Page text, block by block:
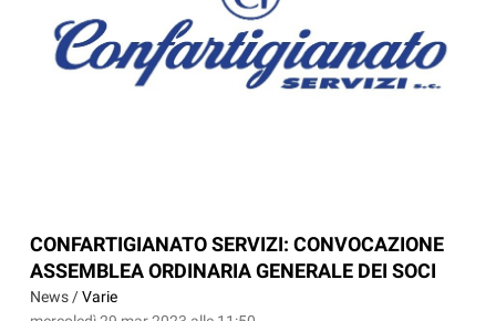
CONFARTIGIANATO SERVIZI: CONVOCAZIONE
ASSEMBLEA ORDINARIA GENERALE DEI SOCI
News /Varie